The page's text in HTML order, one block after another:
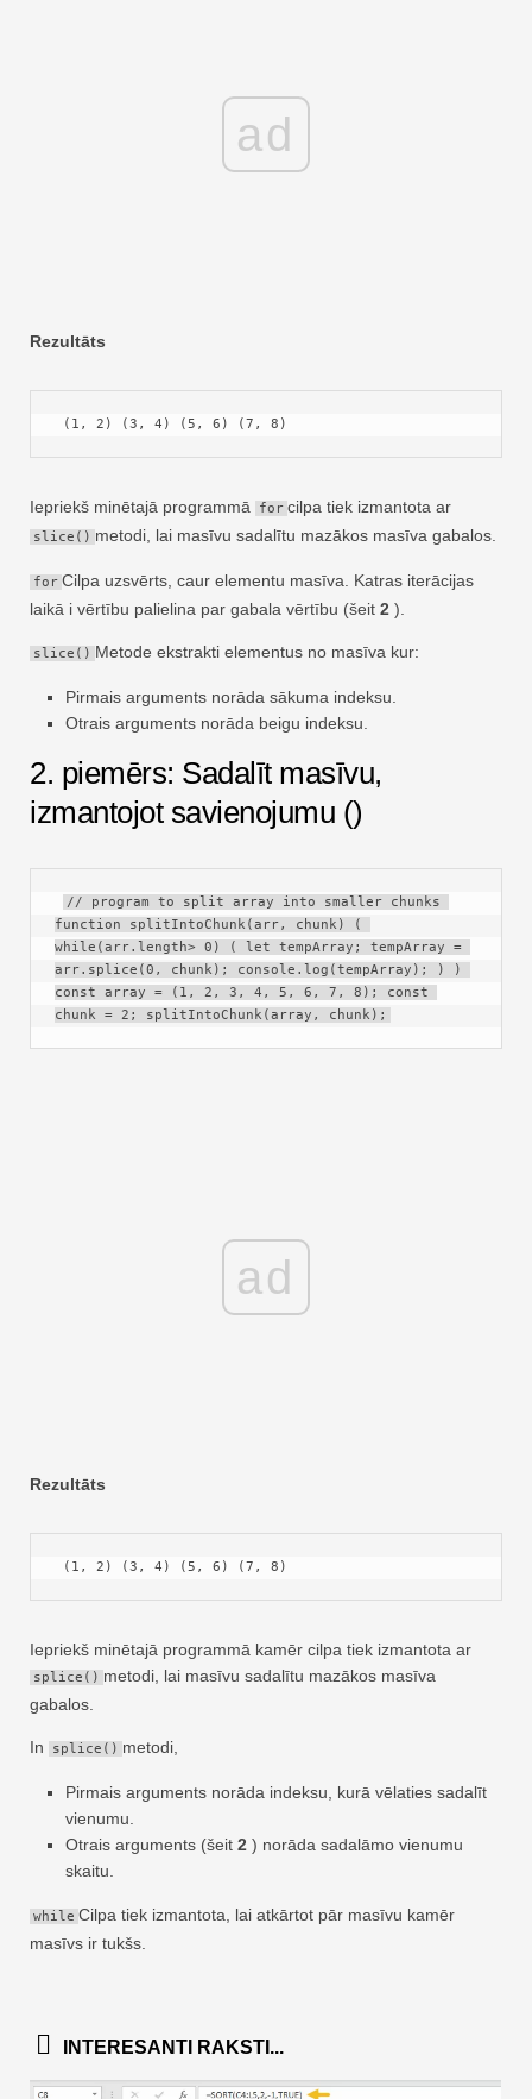
ad
Rezultāts
(1, 2) (3, 4) (5, 6) (7, 8)
Iepriekš minētajā programmā for cilpa tiek izmantota ar
slice() metodi, lai masīvu sadalītu mazākos masīva gabalos.
for Cilpa uzsvērts, caur elementu masīva. Katras iterācijas
laikā i vērtību palielina par gabala vērtību (šeit 2 ).
slice() Metode ekstrakti elementus no masīva kur:
Pirmais arguments norāda sākuma indeksu.
Otrais arguments norāda beigu indeksu.
2. piemērs: Sadalīt masīvu,
izmantojot savienojumu ()
// program to split array into smaller chunks
function splitIntoChunk(arr, chunk) (
while(arr.length> 0) ( let tempArray; tempArray =
arr.splice(0, chunk); console.log(tempArray); ) )
const array = (1, 2, 3, 4, 5, 6, 7, 8); const
chunk = 2; splitIntoChunk(array, chunk);
ad
Rezultāts
(1, 2) (3, 4) (5, 6) (7, 8)
Iepriekš minētajā programmā kamēr cilpa tiek izmantota ar
splice() metodi, lai masīvu sadalītu mazākos masīva
gabalos.
In splice() metodi,
Pirmais arguments norāda indeksu, kurā vēlaties sadalīt
vienumu.
Otrais arguments (šeit 2 ) norāda sadalāmo vienumu
skaitu.
while Cilpa tiek izmantota, lai atkārtot pār masīvu kamēr
masīvs ir tukšs.
INTERESANTI RAKSTI...